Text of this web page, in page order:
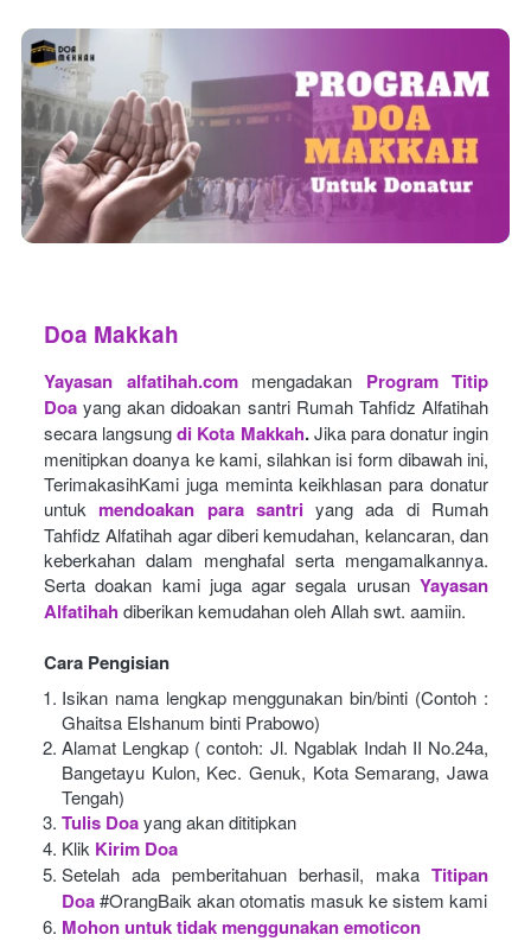
Doa Makkah
Yayasan alfatihah.com mengadakan
Program Titip
Doa yang akan didoakan santri Rumah Tahfidz Alfatihah
secara langsung di Kota Makkah. Jika para donatur ingin
menitipkan doanya ke kami, silahkan isi form dibawah ini,
TerimakasihKami juga meminta keikhlasan para donatur
untuk mendoakan para santri yang ada di Rumah
Tahfidz Alfatihah agar diberi kemudahan, kelancaran, dan
keberkahan dalam menghafal serta mengamalkannya.
Serta doakan kami juga agar segala urusan Yayasan
Alfatihah diberikan kemudahan oleh Allah swt. aamiin.
Cara Pengisian
Isikan nama lengkap menggunakan bin/binti (Contoh :
Ghaitsa Elshanum binti Prabowo)
Alamat Lengkap ( contoh: Jl. Ngablak Indah II No.24a,
Bangetayu Kulon, Kec. Genuk, Kota Semarang, Jawa
Tengah)
Tulis Doayang akan dititipkan
Klik Kirim Doa
Setelah ada pemberitahuan berhasil, maka Titipan
Doa#OrangBaik akan otomatis masuk ke sistem kami
Mohon untuk tidak menggunakan emoticon